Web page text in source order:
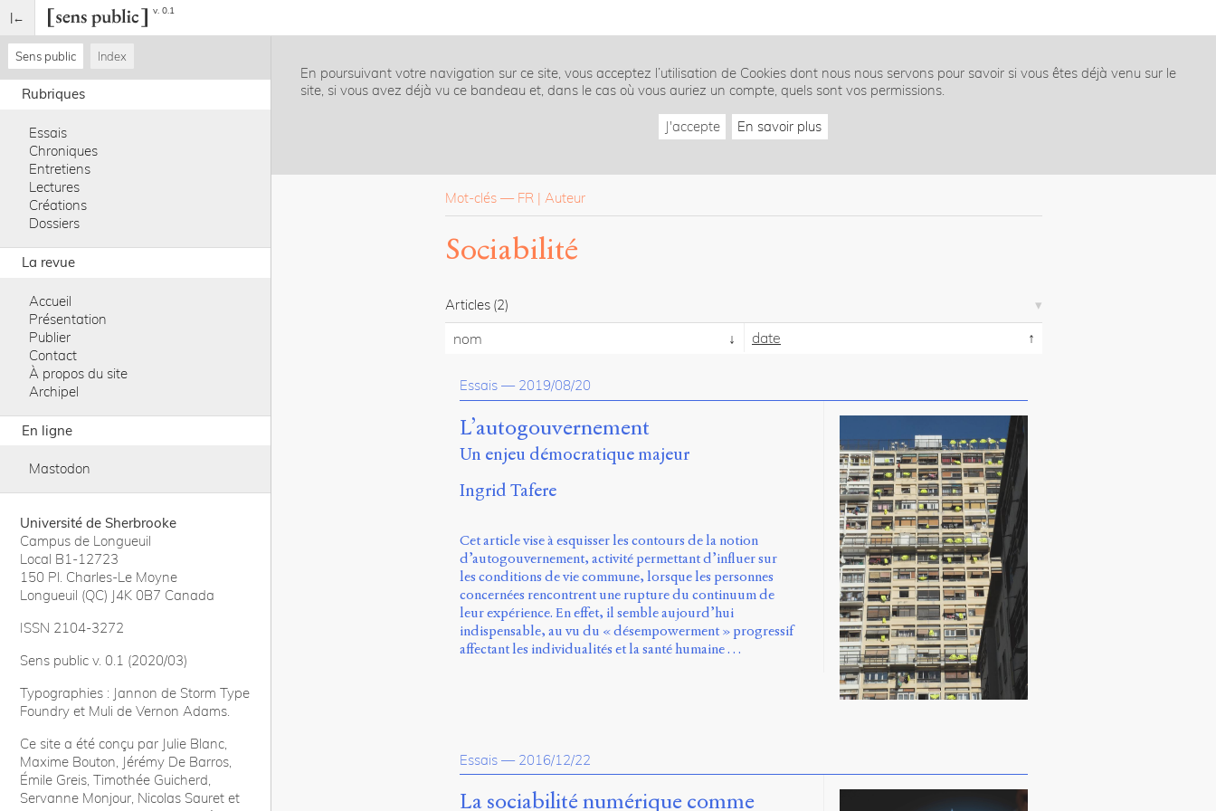
v. 0.1
Sens public Index
Rubriques
Essais
Chroniques
Entretiens
Lectures
Créations
Dossiers
La revue
Accueil
Présentation
Publier
Contact
À propos du site
Archipel
En ligne
Mastodon
Université de Sherbrooke
Campus de Longueuil
Local B1-12723
150 Pl. Charles-Le Moyne
Longueuil (QC) J4K 0B7 Canada
ISSN 2104-3272
Sens public v. 0.1 (2020/03)
Typographies : Jannon de Storm Type
Foundry et Muli de Vernon Adams.
Ce site a été conçu par Julie Blanc,
Maxime Bouton, Jérémy De Barros,
Émile Greis, Timothée Guicherd,
Servanne Monjour, Nicolas Sauret et
En poursuivant votre navigation sur ce site, vous acceptez l’utilisation de Cookies dont nous nous servons pour savoir si vous êtes déjà venu sur le
site, si vous avez déjà vu ce bandeau et, dans le cas où vous auriez un compte, quels sont vos permissions.
J'accepte En savoir plus
Mot-clés — FR Auteur
Sociabilité
Articles (2)
nom date
Essais — 2019/08/20
L’autogouvernement
Un enjeu démocratique majeur
Ingrid Tafere
Cet article vise à esquisser les contours de la notion
d’autogouvernement, activité permettant d’influer sur
les conditions de vie commune, lorsque les personnes
concernées rencontrent une rupture du continuum de
leur expérience. En effet, il semble aujourd’hui
indispensable, au vu du « désempowerment » progressif
affectant les individualités et la santé humaine …
Essais — 2016/12/22
La sociabilité numérique comme